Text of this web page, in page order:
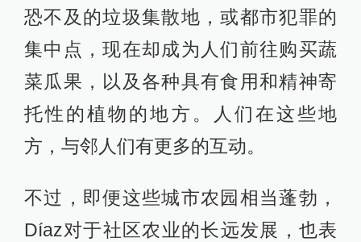
恐不及的垃圾集散地，或都市犯罪的
集中点，现在却成为人们前往购买蔬
菜瓜果，以及各种具有食用和精神寄
托性的植物的地方。人们在这些地
方，与邻人们有更多的互动。
不过，即便这些城市农园相当蓬勃，
Díaz对于社区农业的长远发展，也表